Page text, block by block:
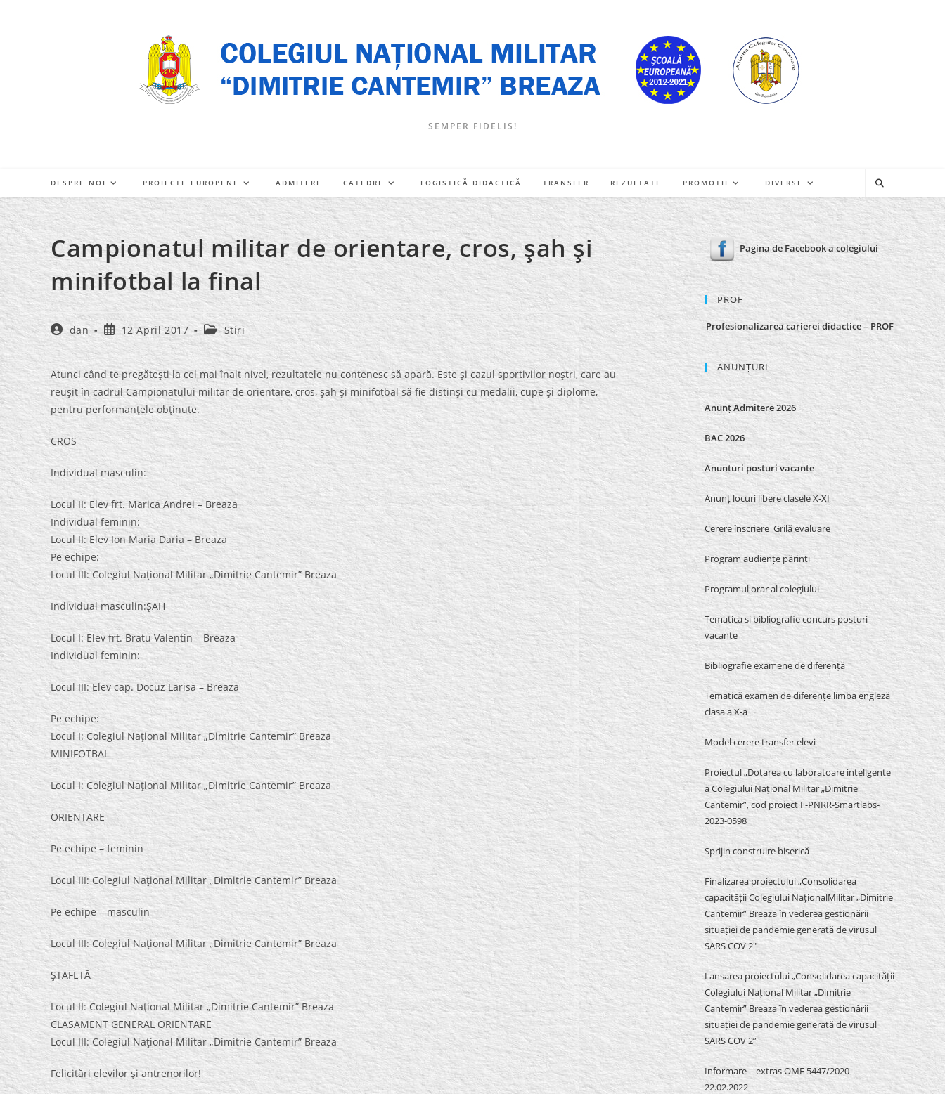
SEMPER FIDELIS!
DESPRE NOI PROIECTE EUROPENE ADMITERE CATEDRE LOGISTICĂ DIDACTICĂ TRANSFER REZULTATE PROMOTII DIVERSE
Campionatul militar de orientare, cros, şah şi
minifotbal la final
Post
author:
dan
Post
published:
12 April 2017
Post
category:
Stiri
Atunci când te pregăteşti la cel mai înalt nivel, rezultatele nu contenesc să apară. Este şi cazul sportivilor noştri, care au
reuşit în cadrul Campionatului militar de orientare, cros, şah şi minifotbal să fie distinşi cu medalii, cupe şi diplome,
pentru performanţele obţinute.
CROS
Individual masculin:
Locul II: Elev frt. Marica Andrei – Breaza
Individual feminin:
Locul II: Elev Ion Maria Daria – Breaza
Pe echipe:
Locul III: Colegiul Naţional Militar „Dimitrie Cantemir” Breaza
Individual masculin:ŞAH
Locul I: Elev frt. Bratu Valentin – Breaza
Individual feminin:
Locul III: Elev cap. Docuz Larisa – Breaza
Pe echipe:
Locul I: Colegiul Naţional Militar „Dimitrie Cantemir” Breaza
MINIFOTBAL
Locul I: Colegiul Naţional Militar „Dimitrie Cantemir” Breaza
ORIENTARE
Pe echipe – feminin
Locul III: Colegiul Naţional Militar „Dimitrie Cantemir” Breaza
Pe echipe – masculin
Locul III: Colegiul Naţional Militar „Dimitrie Cantemir” Breaza
ŞTAFETĂ
Locul II: Colegiul Naţional Militar „Dimitrie Cantemir” Breaza
CLASAMENT GENERAL ORIENTARE
Locul III: Colegiul Naţional Militar „Dimitrie Cantemir” Breaza
Felicitări elevilor şi antrenorilor!
Pagina de Facebook a colegiului
PROF
Profesionalizarea carierei didactice – PROF
ANUNȚURI
Anunț Admitere 2026
BAC 2026
Anunturi posturi vacante
Anunț locuri libere clasele X-XI
Cerere înscriere_Grilă evaluare
Program audiențe părinți
Programul orar al colegiului
Tematica si bibliografie concurs posturi
vacante
Bibliografie examene de diferență
Tematică examen de diferențe limba engleză
clasa a X-a
Model cerere transfer elevi
Proiectul „Dotarea cu laboratoare inteligente
a Colegiului Național Militar „Dimitrie
Cantemir”, cod proiect F-PNRR-Smartlabs-
2023-0598
Sprijin construire biserică
Finalizarea proiectului „Consolidarea
capacității Colegiului NaționalMilitar „Dimitrie
Cantemir” Breaza în vederea gestionării
situației de pandemie generată de virusul
SARS COV 2″
Lansarea proiectului „Consolidarea capacității
Colegiului Național Militar „Dimitrie
Cantemir” Breaza în vederea gestionării
situației de pandemie generată de virusul
SARS COV 2”
Informare – extras OME 5447/2020 –
22.02.2022